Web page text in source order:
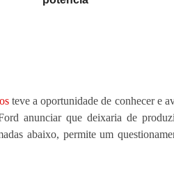
teve a oportunidade de conhecer e
anunciar que deixaria de
abaixo, permite um